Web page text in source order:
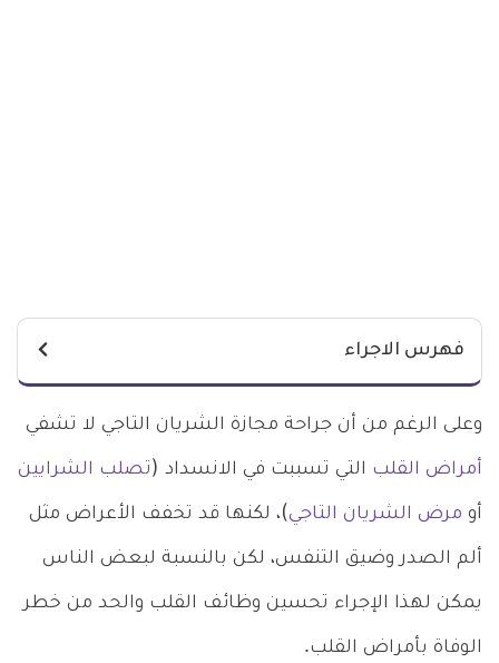
فهرس الاجراء
وعلى الرغم من أن جراحة مجازة الشريان التاجي لا تشفي
أمراض القلب التي تسببت في الانسداد ( تصلب الشرايين
أو مرض الشريان التاجي)، لكنها قد تخفف الأعراض مثل
ألم الصدر وضيق التنفس، لكن بالنسبة لبعض الناس
يمكن لهذا الإجراء تحسين وظائف القلب والحد من خطر
الوفاة بأمراض القلب.